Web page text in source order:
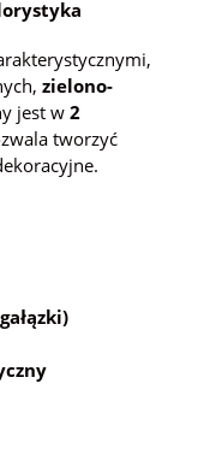
zielono-
jest w2
tworzyć